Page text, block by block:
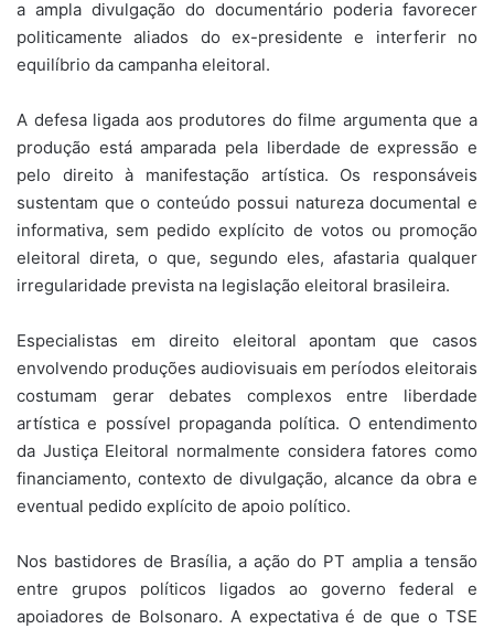
a ampla divulgação do documentário poderia favorecer
politicamente aliados do ex-presidente e interferir no
equilíbrio da campanha eleitoral.
A defesa ligada aos produtores do filme argumenta que a
produção está amparada pela liberdade de expressão e
pelo direito à manifestação artística. Os responsáveis
sustentam que o conteúdo possui natureza documental e
informativa, sem pedido explícito de votos ou promoção
eleitoral direta, o que, segundo eles, afastaria qualquer
irregularidade prevista na legislação eleitoral brasileira.
Especialistas em direito eleitoral apontam que casos
envolvendo produções audiovisuais em períodos eleitorais
costumam gerar debates complexos entre liberdade
artística e possível propaganda política. O entendimento
da Justiça Eleitoral normalmente considera fatores como
financiamento, contexto de divulgação, alcance da obra e
eventual pedido explícito de apoio político.
Nos bastidores de Brasília, a ação do PT amplia a tensão
entre grupos políticos ligados ao governo federal e
apoiadores de Bolsonaro. A expectativa é de que o TSE